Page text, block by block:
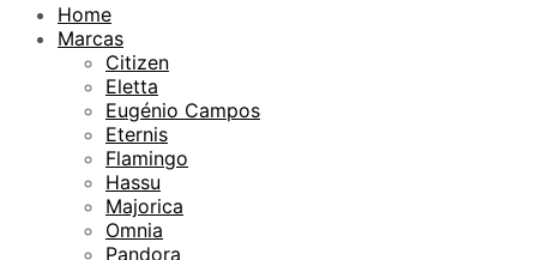
Home
Marcas
Citizen
Eletta
Eugénio Campos
Eternis
Flamingo
Hassu
Majorica
Omnia
Pandora